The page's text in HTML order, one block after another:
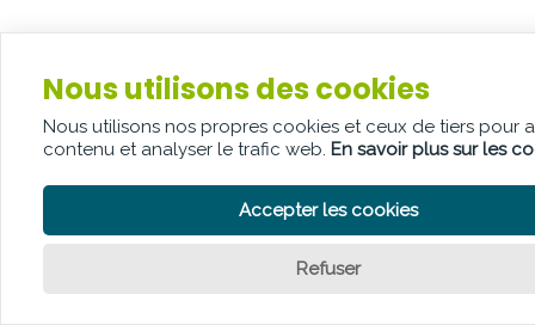
Nous utilisons des cookies
Nous utilisons nos propres cookies et ceux de tiers pour
contenu et analyser le trafic web. En savoir plus sur les
Accepter les cookies
Refuser